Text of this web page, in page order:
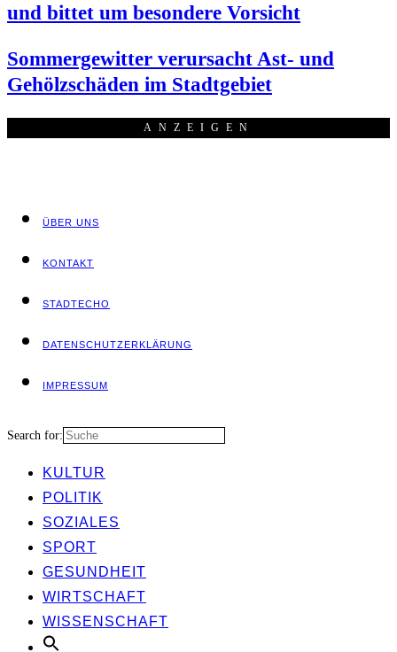
und bit­tet um beson­de­re Vorsicht
Som­mer­ge­wit­ter ver­ur­sacht Ast- und
Gehölz­schä­den im Stadtgebiet
ANZEI­GEN
ÜBER UNS
KON­TAKT
STADT­ECHO
DATEN­SCHUTZ­ER­KLÄ­RUNG
IMPRES­SUM
Search for:
KUL­TUR
POLI­TIK
SOZIA­LES
SPORT
GESUND­HEIT
WIRT­SCHAFT
WIS­SEN­SCHAFT